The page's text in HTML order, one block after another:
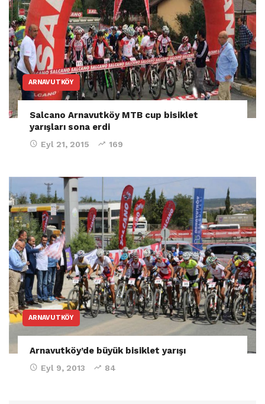
ARNAVUTKÖY
Salcano Arnavutköy MTB cup bisiklet
yarışları sona erdi
Eyl 21, 2015 169
ARNAVUTKÖY
Arnavutköy’de büyük bisiklet yarışı
Eyl 9, 2013 84